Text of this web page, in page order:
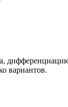
вариантов.